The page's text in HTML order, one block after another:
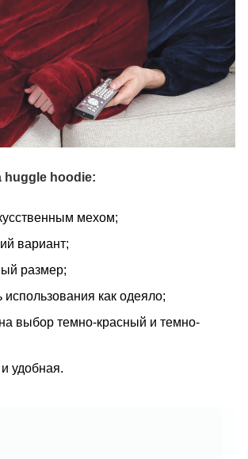
huggle hoodie:
мехом;
вариант;
размер;
использования как одеяло;
выбор темно-красный и темно-
удобная.